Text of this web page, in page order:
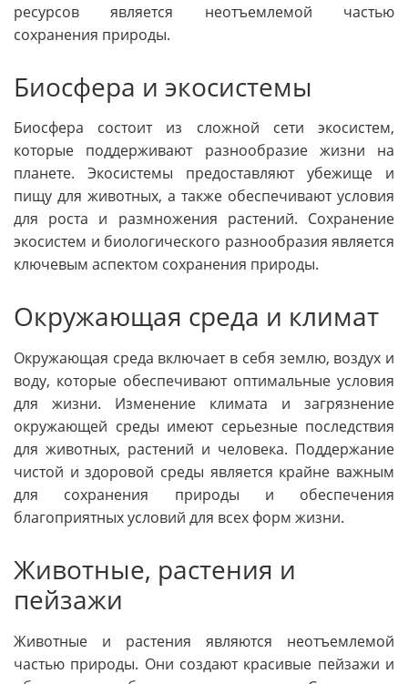
ресурсов является неотъемлемой частью
сохранения природы.
Биосфера и экосистемы
Биосфера состоит из сложной сети экосистем,
которые поддерживают разнообразие жизни на
планете. Экосистемы предоставляют убежище и
пищу для животных, а также обеспечивают условия
для роста и размножения растений. Сохранение
экосистем и биологического разнообразия является
ключевым аспектом сохранения природы.
Окружающая среда и климат
Окружающая среда включает в себя землю, воздух и
воду, которые обеспечивают оптимальные условия
для жизни. Изменение климата и загрязнение
окружающей среды имеют серьезные последствия
для животных, растений и человека. Поддержание
чистой и здоровой среды является крайне важным
для сохранения природы и обеспечения
благоприятных условий для всех форм жизни.
Животные, растения и
пейзажи
Животные и растения являются неотъемлемой
частью природы. Они создают красивые пейзажи и